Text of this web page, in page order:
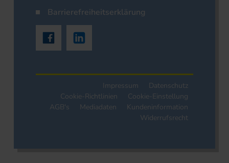
Barrierefreiheitserklärung
Impressum
Datenschutz
Cookie-Richtlinien
Cookie-Einstellung
AGB's
Mediadaten
Kundeninformation
Widerrufsrecht